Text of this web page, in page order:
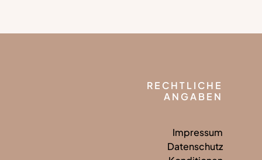
RECHTLICHE
ANGABEN
Impressum
Datenschutz